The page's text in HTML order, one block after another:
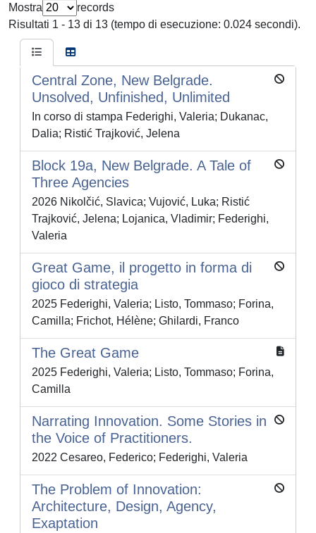
Mostra
records
Risultati 1 - 13 di 13 (tempo di esecuzione: 0.024 secondi).
Central Zone, New Belgrade.
Unsolved, Unfinished, Unlimited
In corso di stampa Federighi, Valeria; Dukanac,
Dalia; Ristić Trajković, Jelena
Block 19a, New Belgrade. A Tale of
Three Agencies
2026 Nikolčić, Slavica; Vujović, Luka; Ristić
Trajković, Jelena; Lojanica, Vladimir; Federighi,
Valeria
Great Game, il progetto in forma di
gioco di strategia
2025 Federighi, Valeria; Listo, Tommaso; Forina,
Camilla; Frichot, Hélène; Ghilardi, Franco
The Great Game
2025 Federighi, Valeria; Listo, Tommaso; Forina,
Camilla
Narrating Innovation. Some Stories in
the Voice of Practitioners.
2022 Cesareo, Federico; Federighi, Valeria
The Problem of Innovation:
Architecture, Design, Agency,
Exaptation